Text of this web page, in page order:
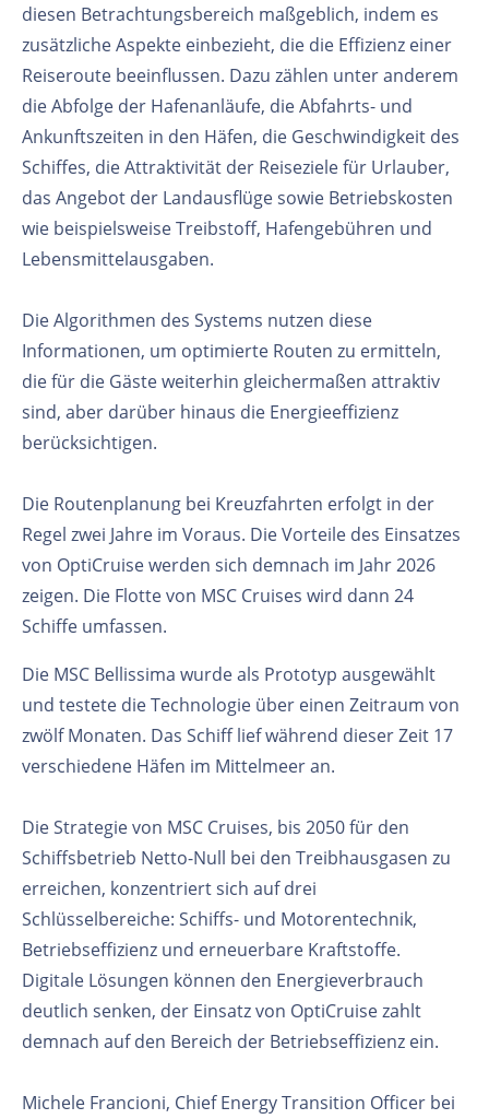
diesen Betrachtungsbereich maßgeblich, indem es
zusätzliche Aspekte einbezieht, die die Effizienz einer
Reiseroute beeinflussen. Dazu zählen unter anderem
die Abfolge der Hafenanläufe, die Abfahrts- und
Ankunftszeiten in den Häfen, die Geschwindigkeit des
Schiffes, die Attraktivität der Reiseziele für Urlauber,
das Angebot der Landausflüge sowie Betriebskosten
wie beispielsweise Treibstoff, Hafengebühren und
Lebensmittelausgaben.
Die Algorithmen des Systems nutzen diese
Informationen, um optimierte Routen zu ermitteln,
die für die Gäste weiterhin gleichermaßen attraktiv
sind, aber darüber hinaus die Energieeffizienz
berücksichtigen.
Die Routenplanung bei Kreuzfahrten erfolgt in der
Regel zwei Jahre im Voraus. Die Vorteile des Einsatzes
von OptiCruise werden sich demnach im Jahr 2026
zeigen. Die Flotte von MSC Cruises wird dann 24
Schiffe umfassen.
Die MSC Bellissima wurde als Prototyp ausgewählt
und testete die Technologie über einen Zeitraum von
zwölf Monaten. Das Schiff lief während dieser Zeit 17
verschiedene Häfen im Mittelmeer an.
Die Strategie von MSC Cruises, bis 2050 für den
Schiffsbetrieb Netto-Null bei den Treibhausgasen zu
erreichen, konzentriert sich auf drei
Schlüsselbereiche: Schiffs- und Motorentechnik,
Betriebseffizienz und erneuerbare Kraftstoffe.
Digitale Lösungen können den Energieverbrauch
deutlich senken, der Einsatz von OptiCruise zahlt
demnach auf den Bereich der Betriebseffizienz ein.
Michele Francioni, Chief Energy Transition Officer bei